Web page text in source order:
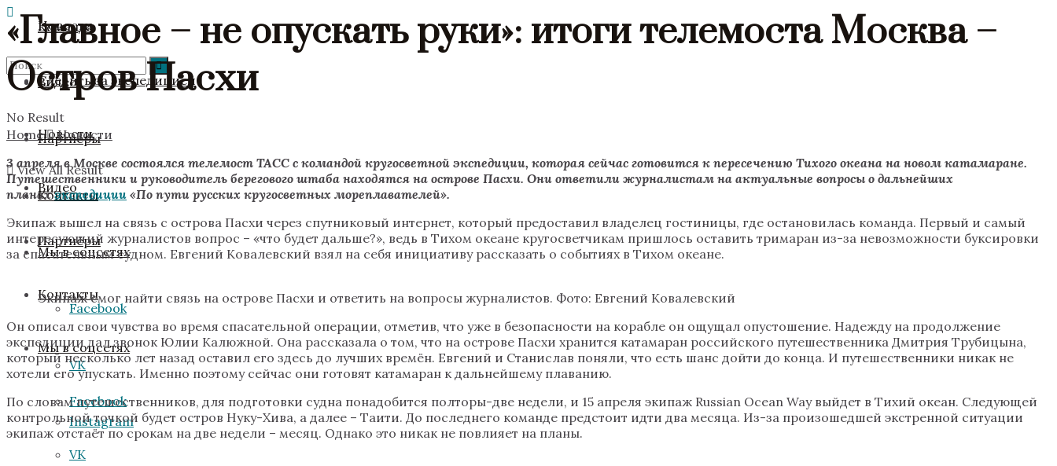
Новости
Видео
Партнёры
Контакты
Мы в соцсетях
Facebook
VK
Instagram
Команда
Следить за экспедицией
Новости
Видео
Партнёры
Контакты
Мы в соцсетях
Facebook
VK
No Result
View All Result
«Главное – не опускать руки»: итоги телемоста Москва –
Остров Пасхи
Home
Новости
3 апреля в Москве состоялся телемост ТАСС с командой кругосветной экспедиции, которая сейчас готовится к пересечению Тихого океана на новом катамаране.
Путешественники и руководитель берегового штаба находятся на острове Пасхи. Они ответили журналистам на актуальные вопросы о дальнейших
планахэкспедиции «По пути русских кругосветных мореплавателей».
Экипаж вышел на связь с острова Пасхи через спутниковый интернет, который предоставил владелец гостиницы, где остановилась команда. Первый и самый
интересующий журналистов вопрос – «что будет дальше?», ведь в Тихом океане кругосветчикам пришлось оставить тримаран из-за невозможности буксировки
за спасательным судном. Евгений Ковалевский взял на себя инициативу рассказать о событиях в Тихом океане.
Экипаж смог найти связь на острове Пасхи и ответить на вопросы журналистов. Фото: Евгений Ковалевский
Он описал свои чувства во время спасательной операции, отметив, что уже в безопасности на корабле он ощущал опустошение. Надежду на продолжение
экспедиции дал звонок Юлии Калюжной. Она рассказала о том, что на острове Пасхи хранится катамаран российского путешественника Дмитрия Трубицына,
который несколько лет назад оставил его здесь до лучших времён. Евгений и Станислав поняли, что есть шанс дойти до конца. И путешественники никак не
хотели его упускать. Именно поэтому сейчас они готовят катамаран к дальнейшему плаванию.
По словам путешественников, для подготовки судна понадобится полторы-две недели, и 15 апреля экипаж Russian Ocean Way выйдет в Тихий океан. Следующей
контрольной точкой будет остров Нуку-Хива, а далее – Таити. До последнего команде предстоит идти два месяца. Из-за произошедшей экстренной ситуации
экипаж отстаёт по срокам на две недели – месяц. Однако это никак не повлияет на планы.